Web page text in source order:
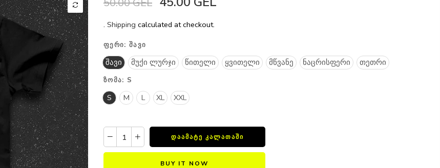
. Shipping calculated at checkout.
ᲤᲔᲠᲘ: ᲨᲐᲕᲘ
შავი მუქი ლურჯი წითელი ყვითელი მწვანე ნაცრისფერი თეთრი
ᲖᲝᲛᲐ: S
S M L XL XXL
ᲓᲐᲐᲛᲐᲢᲔ ᲙᲐᲚᲐᲗᲐᲨᲘ
BUY IT NOW